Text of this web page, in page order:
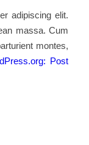
adipiscing elit.
massa. Cum
montes,
Post